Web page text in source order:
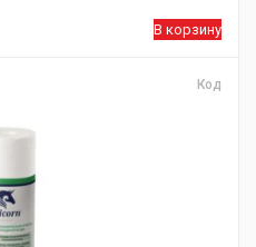
В корзину
Код